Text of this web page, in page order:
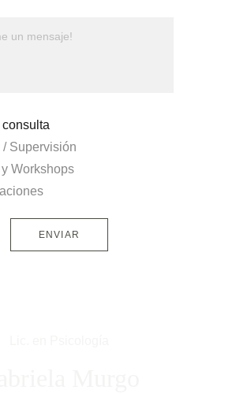
consulta
/ Supervisión
Workshops
ENVIAR